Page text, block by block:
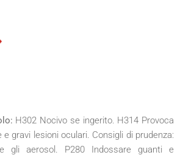
H302 Nocivo se ingerito. H314 Provoca
gravi lesioni oculari. Consigli di prudenza:
gli aerosol. P280 Indossare guanti e